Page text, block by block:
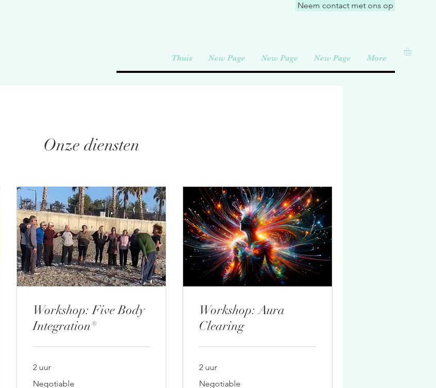
Neem contact met ons op
Thuis New Page New Page New Page More
Onze diensten
Workshop: Five Body
Integration®
2 uur
Negotiable
Workshop: Aura
Clearing
2 uur
Negotiable